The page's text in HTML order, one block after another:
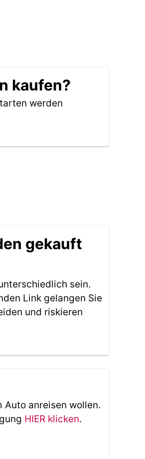
kaufen?
werden
gekauft
sein.
Link gelangen Sie
und riskieren
anreisen wollen.
HIER klicken.